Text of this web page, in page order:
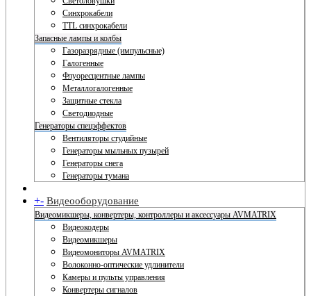
Синхрокабели
TTL синхрокабели
Запасные лампы и колбы
Газоразрядные (импульсные)
Галогенные
Флуоресцентные лампы
Металлогалогенные
Защитные стекла
Светодиодные
Генераторы спецэффектов
Вентиляторы студийные
Генераторы мыльных пузырей
Генераторы снега
Генераторы тумана
+- Видеооборудование
Видеомикшеры, конвертеры, контроллеры и аксессуары AVMATRIX
Видеокодеры
Видеомикшеры
Видеомониторы AVMATRIX
Волоконно-оптические удлинители
Камеры и пульты управления
Конвертеры сигналов